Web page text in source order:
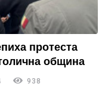
протеста
община
938